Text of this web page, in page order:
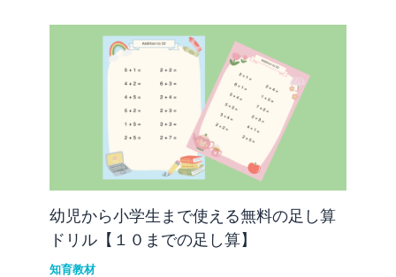
幼児から小学生まで使える無料の足し算
ドリル【１０までの足し算】
知育教材